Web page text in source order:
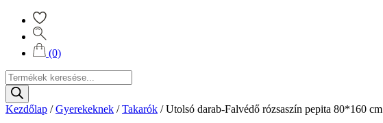
(0)
Products
search
Kezdőlap /Gyerekeknek /Takarók /Utolsó darab-Falvédő rózsaszín pepita 80*160 cm